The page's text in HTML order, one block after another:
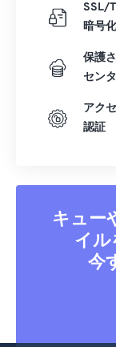
SSL/
暗号化
保護
セン
アク
認証
キュー
イル
今